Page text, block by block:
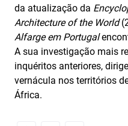
da atualização da
Architecture of the World
Alfarge em Portugal
A sua investigação mais
inquéritos anteriores,
vernácula nos territórios
África.